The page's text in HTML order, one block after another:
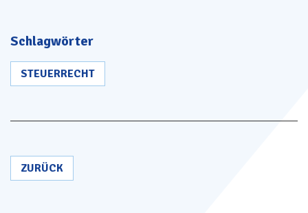
Schlagwörter
STEUERRECHT
ZURÜCK